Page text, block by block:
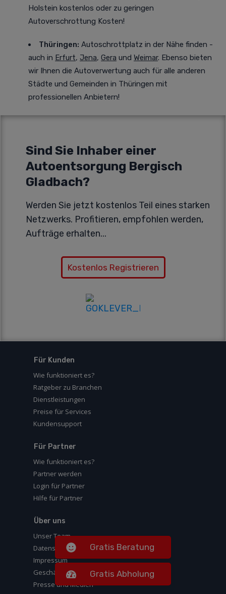
Holstein kostenlos oder zu geringen
Autoverschrottung Kosten!
Thüringen: Autoschrottplatz in der Nähe finden -
auch in Erfurt, Jena, Gera und Weimar. Ebenso bieten
wir Ihnen die Autoverwertung auch für alle anderen
Städte und Gemeinden in Thüringen mit
professionellen Anbietern!
Sind Sie Inhaber einer
Autoentsorgung Bergisch
Gladbach?
Werden Sie jetzt kostenlos Teil eines starken
Netzwerks. Profitieren, empfohlen werden,
Aufträge erhalten...
Kostenlos Registrieren
Für Kunden
Wie funktioniert es?
Ratgeber zu Branchen
Dienstleistungen
Preise für Services
Kundensupport
Für Partner
Wie funktioniert es?
Partner werden
Login für Partner
Hilfe für Partner
Über uns
Unser Team
Datenschutz
Impressum
Geschäftsbedingungen
Presse und Medien
Gratis Beratung
Gratis Abholung